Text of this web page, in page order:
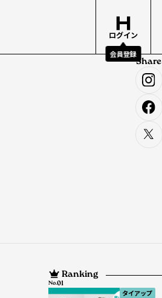
ログイン
会員登録
Share
Ranking
タイアップ
No.